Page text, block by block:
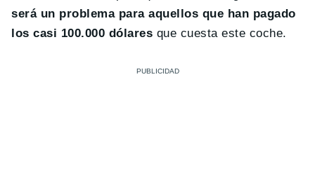
será un problema para aquellos que han pagado
los casi 100.000 dólares que cuesta este coche.